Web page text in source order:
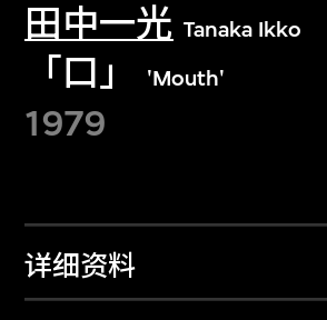
田中一光 Tanaka Ikko
「口」 'Mouth'
1979
详细资料
探索世界顶级的二十及二十
文化藏品。